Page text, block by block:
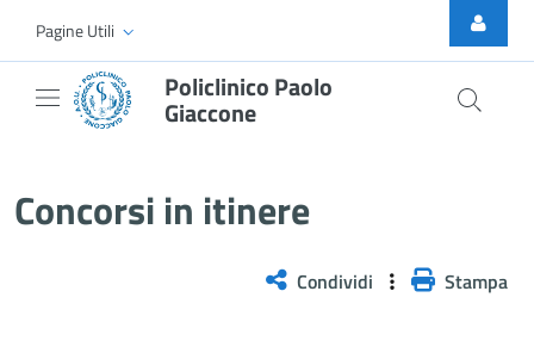
Skip to Main Content
Pagine Utili
Policlinico Paolo
Giaccone
Concorsi in itinere
Condividi Stampa